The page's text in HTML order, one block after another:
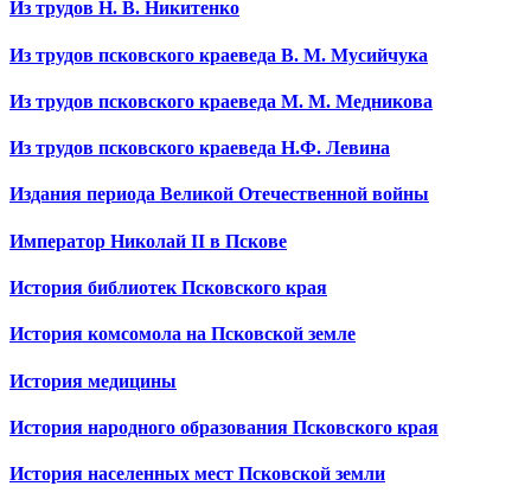
Из трудов Н. В. Никитенко
Из трудов псковского краеведа В. М. Мусийчука
Из трудов псковского краеведа М. М. Медникова
Из трудов псковского краеведа Н.Ф. Левина
Издания периода Великой Отечественной войны
Император Николай II в Пскове
История библиотек Псковского края
История комсомола на Псковской земле
История медицины
История народного образования Псковского края
История населенных мест Псковской земли